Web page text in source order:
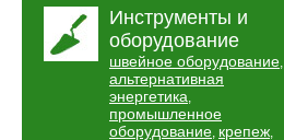
Инструменты и
оборудование
швейное оборудование,
альтернативная
энергетика,
промышленное
оборудование, крепеж,